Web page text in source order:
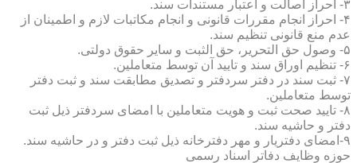
۳- احراز اصالت و اعتبار مستندات سند.
۴- احراز انجام مقررات قانونی و انجام مکاتبات لازم و اطمینان از
عدم منع قانونی تنظیم سند.
۵- وصول حق التحریر، حق الثبت و سایر حقوق دولتی.
۶- تنظیم اوراق سند و تایید آن توسط متعاملین.
۷- ثبت سند در دفتر سردفتر و تصدیق مطابقت سند و ثبت دفتر
توسط متعاملین.
۸- تایید صحت ثبت و هویت متعاملین با امضای سردفتر ذیل ثبت
دفتر و حاشیه سند.
۹-امضای دفتریار و مهر دفترخانه ذیل ثبت دفتر و در حاشیه سند.
حوزه وظایف دفاتر اسناد رسمی